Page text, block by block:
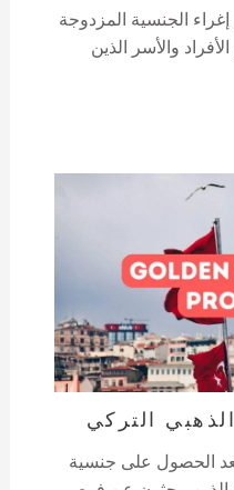
الجنسية المزدوجة
والأسر الذين
التركي
يعد الحصول على جنسية